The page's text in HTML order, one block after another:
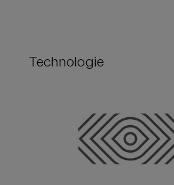
Technologie